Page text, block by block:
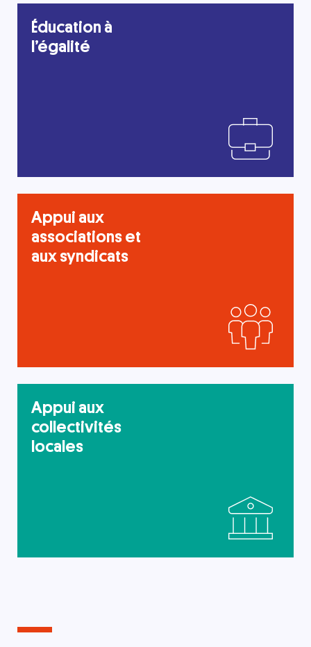
Éducation à
l’égalité
Appui aux
associations et
aux syndicats
Appui aux
collectivités
locales